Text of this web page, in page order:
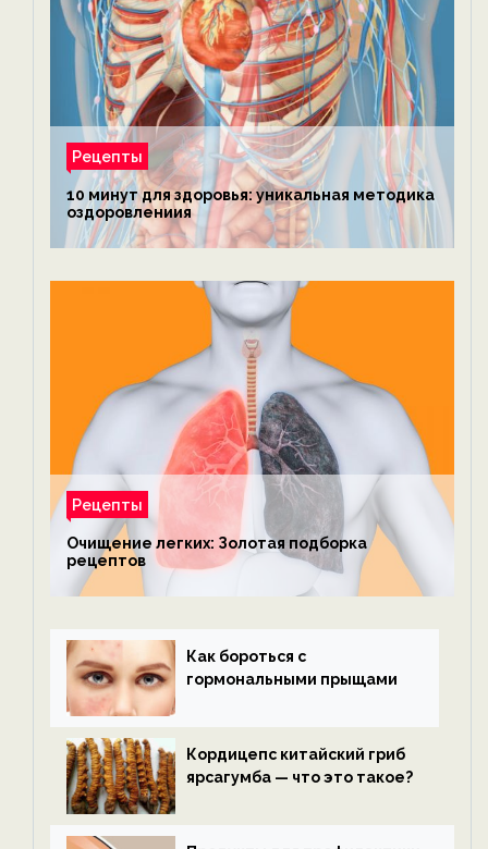
Рецепты
10 минут для здоровья: уникальная методика
оздоровлениия
Рецепты
Очищение легких: Золотая подборка
рецептов
Как бороться с
гормональными прыщами
Кордицепс китайский гриб
ярсагумба — что это такое?